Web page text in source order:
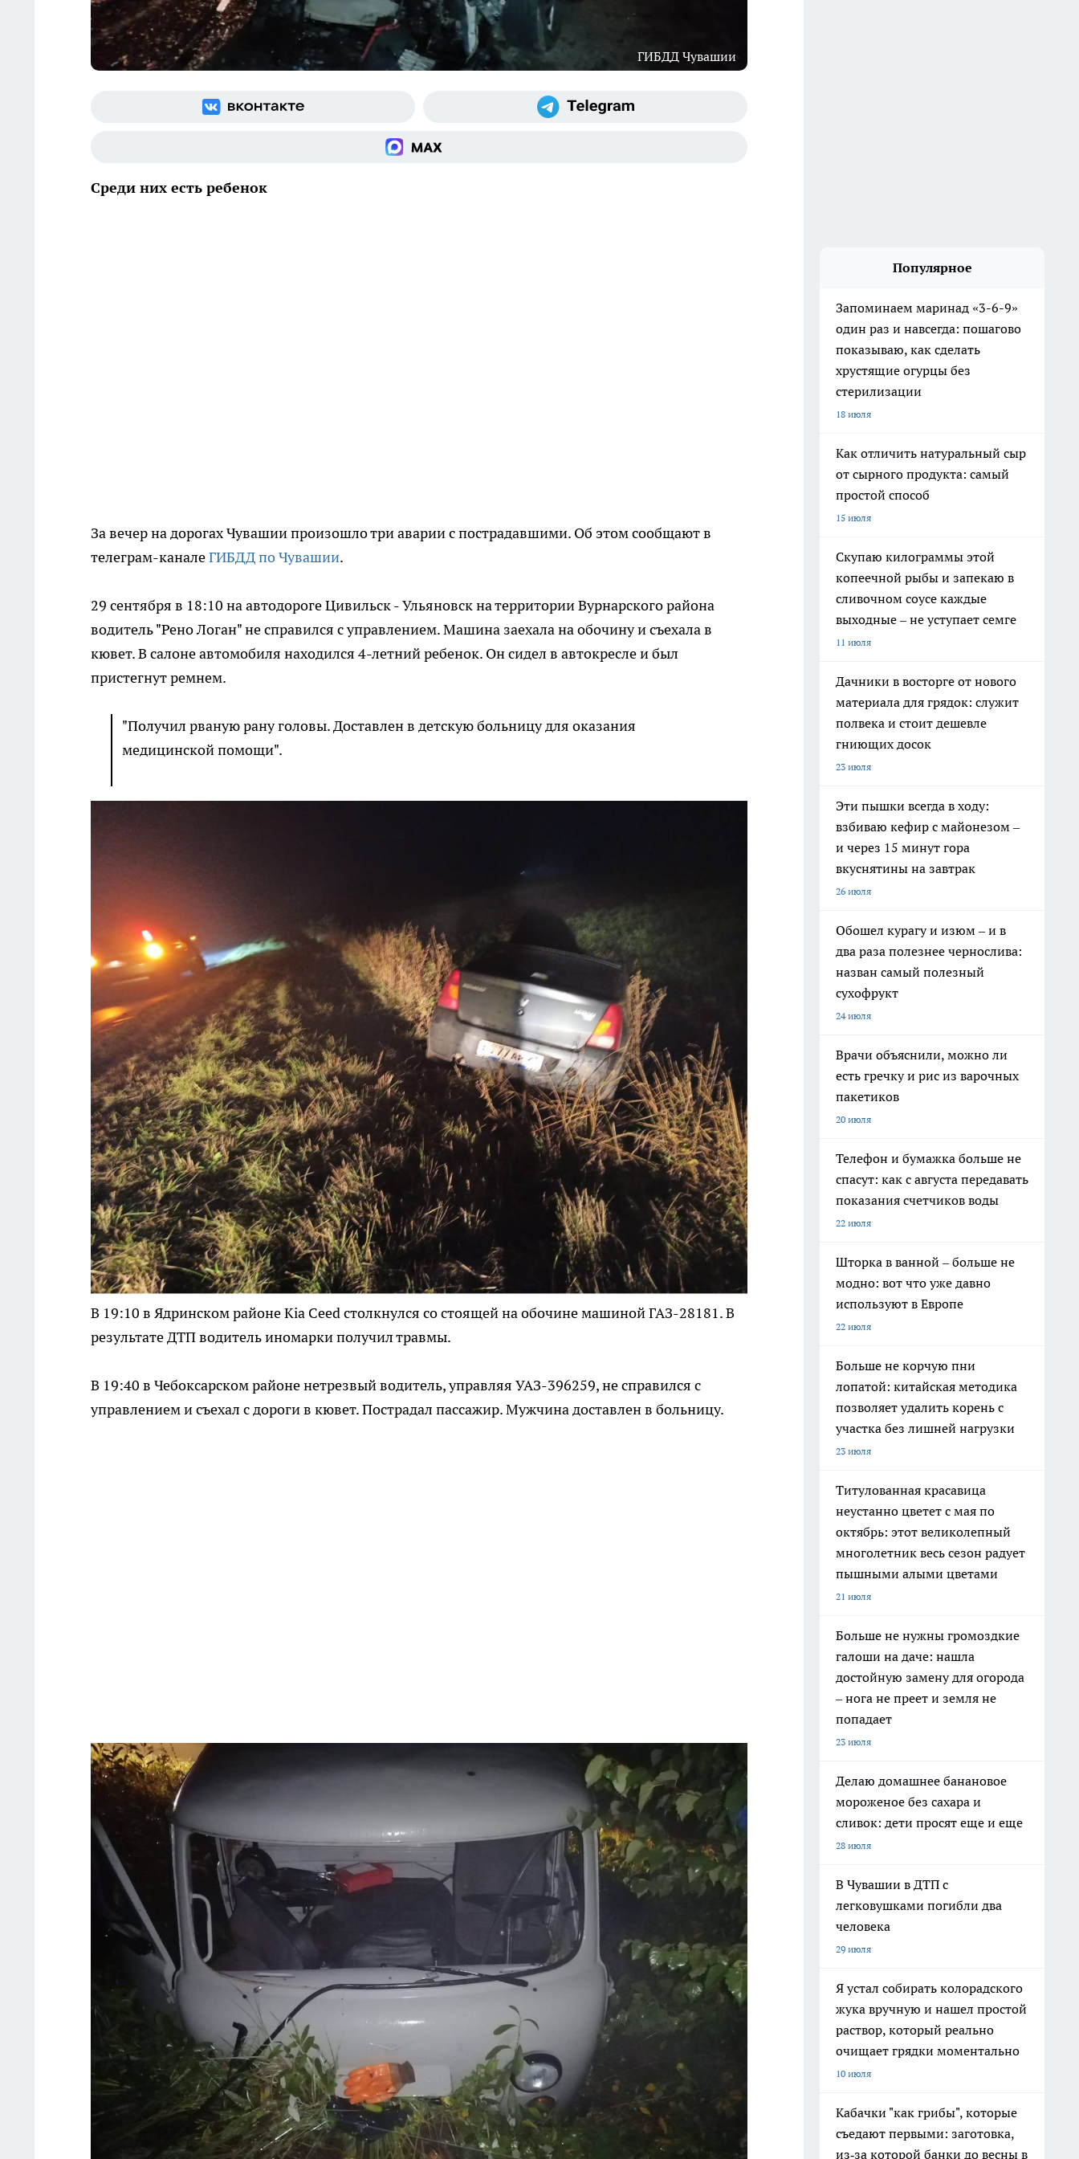
ГИБДД Чувашии
Среди них есть ребенок
За вечер на дорогах Чувашии произошло три аварии с пострадавшими. Об этом сообщают в
телеграм-каналеГИБДД по Чувашии.
29 сентября в 18:10 на автодороге Цивильск - Ульяновск на территории Вурнарского района
водитель "Рено Логан" не справился с управлением. Машина заехала на обочину и съехала в
кювет. В салоне автомобиля находился 4-летний ребенок. Он сидел в автокресле и был
пристегнут ремнем.
"Получил рваную рану головы. Доставлен в детскую больницу для оказания
медицинской помощи".
В 19:10 в Ядринском районе Кia Ceed столкнулся со стоящей на обочине машиной ГАЗ-28181. В
результате ДТП водитель иномарки получил травмы.
В 19:40 в Чебоксарском районе нетрезвый водитель, управляя УАЗ-396259, не справился с
управлением и съехал с дороги в кювет. Пострадал пассажир. Мужчина доставлен в больницу.
Популярное
Запоминаем маринад «3-6-9»
один раз и навсегда: пошагово
показываю, как сделать
хрустящие огурцы без
стерилизации
18 июля
Как отличить натуральный сыр
от сырного продукта: самый
простой способ
15 июля
Скупаю килограммы этой
копеечной рыбы и запекаю в
сливочном соусе каждые
выходные – не уступает семге
11 июля
Дачники в восторге от нового
материала для грядок: служит
полвека и стоит дешевле
гниющих досок
23 июля
Эти пышки всегда в ходу:
взбиваю кефир с майонезом –
и через 15 минут гора
вкуснятины на завтрак
26 июля
Обошел курагу и изюм – и в
два раза полезнее чернослива:
назван самый полезный
сухофрукт
24 июля
Врачи объяснили, можно ли
есть гречку и рис из варочных
пакетиков
20 июля
Телефон и бумажка больше не
спасут: как с августа передавать
показания счетчиков воды
22 июля
Шторка в ванной – больше не
модно: вот что уже давно
используют в Европе
22 июля
Больше не корчую пни
лопатой: китайская методика
позволяет удалить корень с
участка без лишней нагрузки
23 июля
Титулованная красавица
неустанно цветет с мая по
октябрь: этот великолепный
многолетник весь сезон радует
пышными алыми цветами
21 июля
Больше не нужны громоздкие
галоши на даче: нашла
достойную замену для огорода
– нога не преет и земля не
попадает
23 июля
Делаю домашнее банановое
мороженое без сахара и
сливок: дети просят еще и еще
28 июля
В Чувашии в ДТП с
легковушками погибли два
человека
29 июля
Я устал собирать колорадского
жука вручную и нашел простой
раствор, который реально
очищает грядки моментально
10 июля
Кабачки "как грибы", которые
съедают первыми: заготовка,
из‑за которой банки до весны в